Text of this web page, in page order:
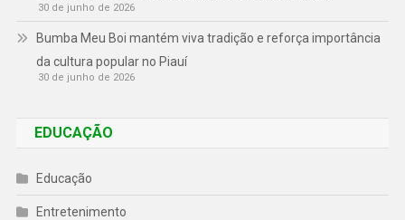
30 de junho de 2026
Bumba Meu Boi mantém viva tradição e reforça importância
da cultura popular no Piauí
30 de junho de 2026
EDUCAÇÃO
Educação
Entretenimento